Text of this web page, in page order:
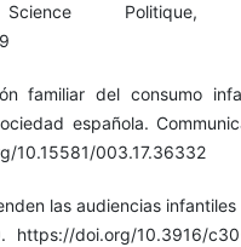
Politique,
familiar del consumo
española.
10.15581/003.17.36332
las audiencias infantiles
https://doi.org/10.3916/